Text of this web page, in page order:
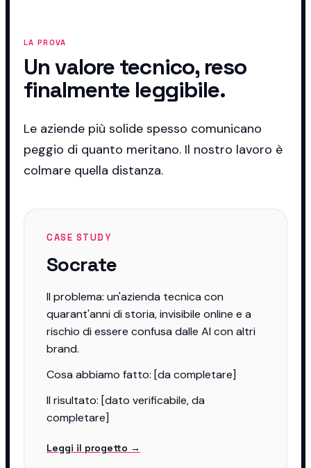
LA PROVA
Un valore tecnico, reso
finalmente leggibile.
Le aziende più solide spesso comunicano
peggio di quanto meritano. Il nostro lavoro è
colmare quella distanza.
CASE STUDY
Socrate
Il problema: un'azienda tecnica con
quarant'anni di storia, invisibile online e a
rischio di essere confusa dalle AI con altri
brand.
Cosa abbiamo fatto: [da completare]
Il risultato: [dato verificabile, da
completare]
Leggi il progetto →